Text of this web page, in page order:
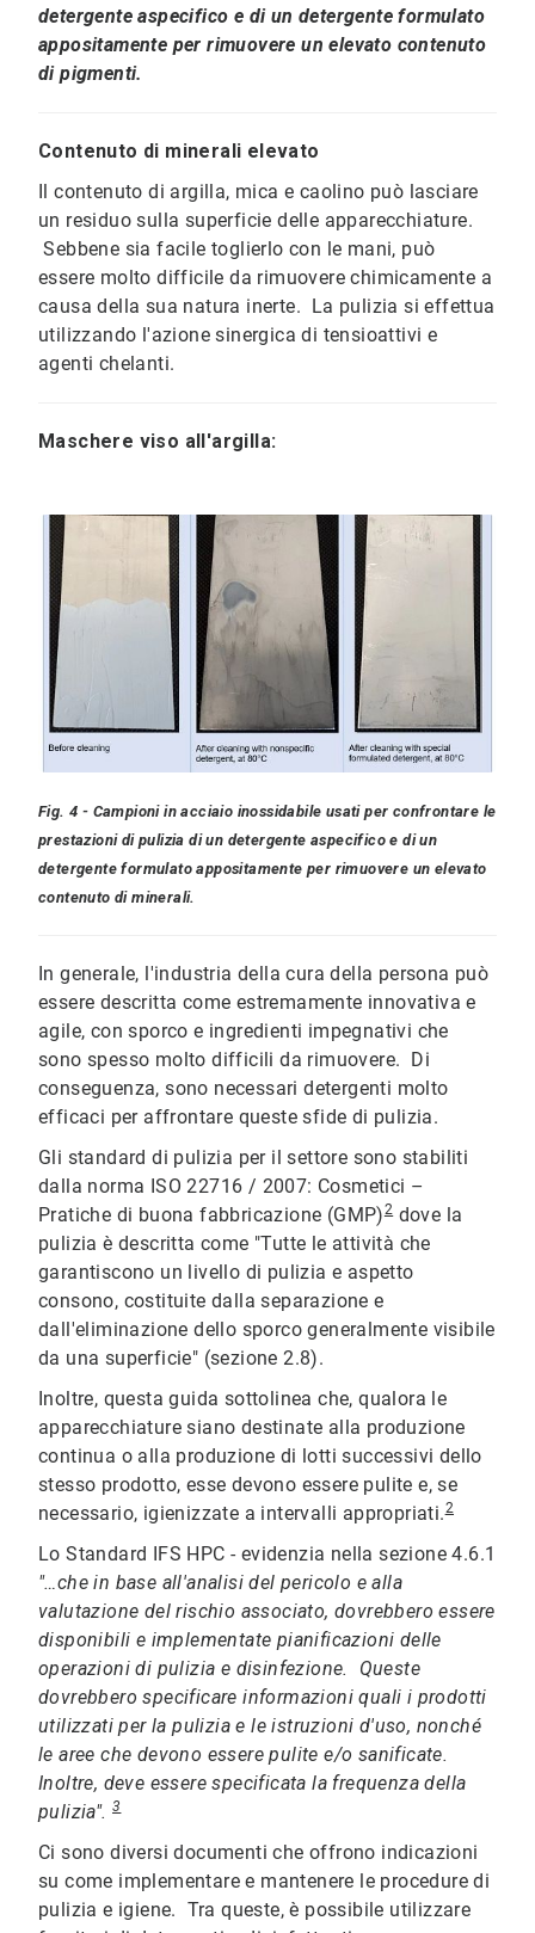
detergente aspecifico e di un detergente formulato
appositamente per rimuovere un elevato contenuto
di pigmenti.
Contenuto di minerali elevato
Il contenuto di argilla, mica e caolino può lasciare
un residuo sulla superficie delle apparecchiature.
Sebbene sia facile toglierlo con le mani, può
essere molto difficile da rimuovere chimicamente a
causa della sua natura inerte. La pulizia si effettua
utilizzando l'azione sinergica di tensioattivi e
agenti chelanti.
Maschere viso all'argilla:
Fig. 4 - Campioni in acciaio inossidabile usati per confrontare le
prestazioni di pulizia di un detergente aspecifico e di un
detergente formulato appositamente per rimuovere un elevato
contenuto di minerali.
In generale, l'industria della cura della persona può
essere descritta come estremamente innovativa e
agile, con sporco e ingredienti impegnativi che
sono spesso molto difficili da rimuovere. Di
conseguenza, sono necessari detergenti molto
efficaci per affrontare queste sfide di pulizia.
Gli standard di pulizia per il settore sono stabiliti
dalla norma ISO 22716 / 2007: Cosmetici –
Pratiche di buona fabbricazione (GMP)2dove la
pulizia è descritta come "Tutte le attività che
garantiscono un livello di pulizia e aspetto
consono, costituite dalla separazione e
dall'eliminazione dello sporco generalmente visibile
da una superficie" (sezione 2.8).
Inoltre, questa guida sottolinea che, qualora le
apparecchiature siano destinate alla produzione
continua o alla produzione di lotti successivi dello
stesso prodotto, esse devono essere pulite e, se
necessario, igienizzate a intervalli appropriati.2
Lo Standard IFS HPC - evidenzia nella sezione 4.6.1
"…che in base all'analisi del pericolo e alla
valutazione del rischio associato, dovrebbero essere
disponibili e implementate pianificazioni delle
operazioni di pulizia e disinfezione. Queste
dovrebbero specificare informazioni quali i prodotti
utilizzati per la pulizia e le istruzioni d'uso, nonché
le aree che devono essere pulite e/o sanificate.
Inoltre, deve essere specificata la frequenza della
pulizia".3
Ci sono diversi documenti che offrono indicazioni
su come implementare e mantenere le procedure di
pulizia e igiene. Tra queste, è possibile utilizzare